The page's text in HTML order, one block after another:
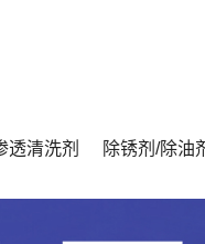
透清洗剂 除锈剂/除油